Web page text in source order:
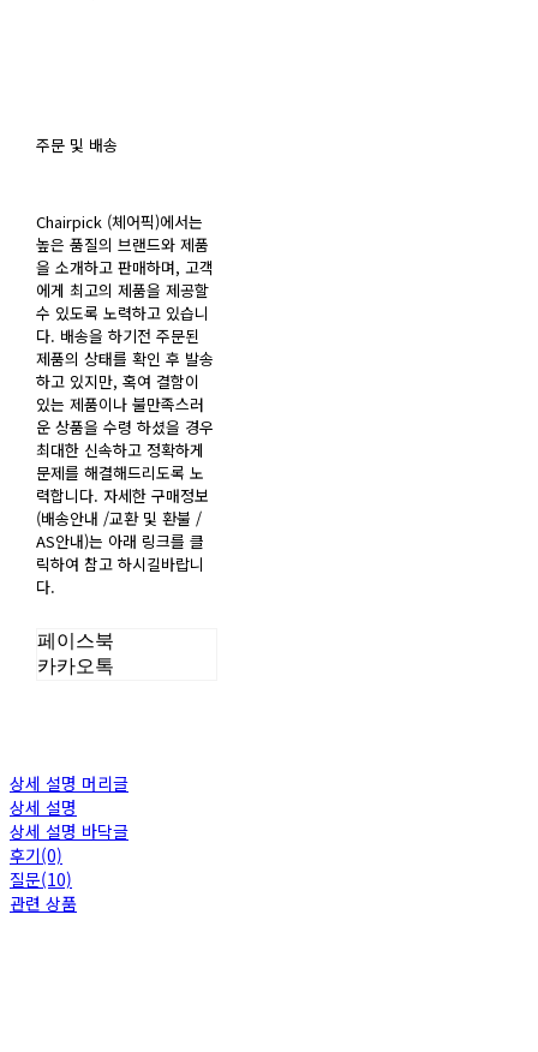
주문 및 배송
Chairpick (체어픽)에서는
높은 품질의 브랜드와 제품
을 소개하고 판매하며, 고객
에게 최고의 제품을 제공할
수 있도록 노력하고 있습니
다. 배송을 하기전 주문된
제품의 상태를 확인 후 발송
하고 있지만, 혹여 결함이
있는 제품이나 불만족스러
운 상품을 수령 하셨을 경우
최대한 신속하고 정확하게
문제를 해결해드리도록 노
력합니다. 자세한 구매정보
(배송안내 /교환 및 환불 /
AS안내)는 아래 링크를 클
릭하여 참고 하시길바랍니
다.
페이스북
카카오톡
상세 설명 머리글
상세 설명
상세 설명 바닥글
후기(0)
질문(10)
관련 상품